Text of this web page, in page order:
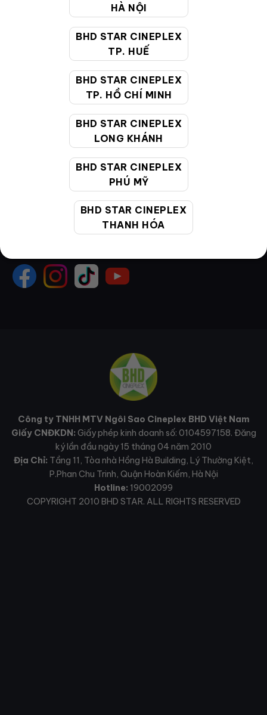
HÀ NỘI
BHD STAR CINEPLEX
TP. HUẾ
BHD STAR CINEPLEX
TP. HỒ CHÍ MINH
BHD STAR CINEPLEX
LONG KHÁNH
BHD STAR CINEPLEX
PHÚ MỸ
BHD STAR CINEPLEX
THANH HÓA
Hướng dẫn đặt vé trực tuyến
Quy định và chính sách chung
Chính sách bảo vệ thông tin cá nhân của người tiêu
CHĂM SÓC KHÁCH HÀNG
19002099
Giờ làm việc:
9:00 - 22:00 (Tất cả các ngày bao
gồm cả Lễ, Tết)
cskh@bhdstar.vn
Công ty TNHH MTV Ngôi Sao Cineplex BHD Việt Nam
Giấy CNĐKDN: Giấy phép kinh doanh số: 0104597158. Đăng
ký lần đầu ngày 15 tháng 04 năm 2010
Địa Chỉ: Tầng 11, Tòa nhà Hồng Hà Building, Lý Thường Kiệt,
P.Phan Chu Trinh, Quận Hoàn Kiếm, Hà Nội
Hotline: 19002099
COPYRIGHT 2010 BHD STAR. ALL RIGHTS RESERVED